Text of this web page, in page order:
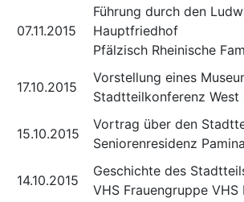
07.11.2015
Führung durch den
Hauptfriedhof
Pfälzisch Rheinische
17.10.2015
Vorstellung eines
Stadtteilkonferenz West
15.10.2015
Vortrag über den
Seniorenresidenz Pamina
14.10.2015
Geschichte des
VHS Frauengruppe